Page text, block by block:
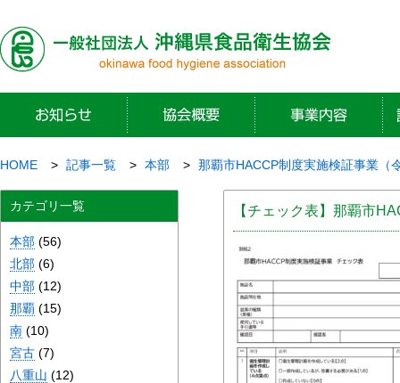
HOME 記事一覧 本部 那覇市HACCP制度実施検証事業（
カテゴリ一覧
本部 (56)
北部 (6)
中部 (12)
那覇 (15)
南 (10)
宮古 (7)
八重山 (12)
【チェック表】那覇市